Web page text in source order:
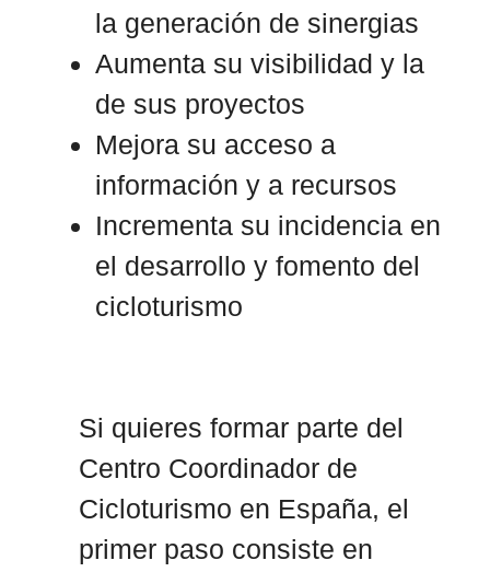
la generación de sinergias
Aumenta su visibilidad y la
de sus proyectos
Mejora su acceso a
información y a recursos
Incrementa su incidencia en
el desarrollo y fomento del
cicloturismo
Si quieres formar parte del
Centro Coordinador de
Cicloturismo en España, el
primer paso consiste en